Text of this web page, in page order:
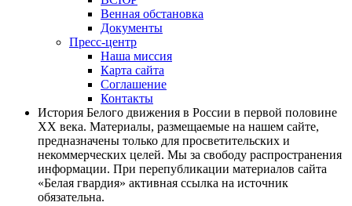
Венная обстановка
Документы
Пресс-центр
Наша миссия
Карта сайта
Соглашение
Контакты
История Белого движения в России в первой половине
XX века. Материалы, размещаемые на нашем сайте,
предназначены только для просветительских и
некоммерческих целей. Мы за свободу распространения
информации. При перепубликации материалов сайта
«Белая гвардия» активная ссылка на источник
обязательна.